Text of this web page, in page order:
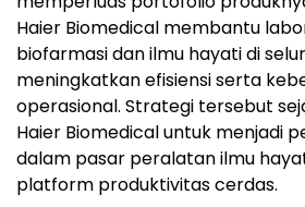
Haier Biomedical membantu
biofarmasi dan ilmu hayati di
meningkatkan efisiensi serta
operasional. Strategi tersebut
Haier Biomedical untuk menjadi
dalam pasar peralatan ilmu
platform produktivitas cerdas.